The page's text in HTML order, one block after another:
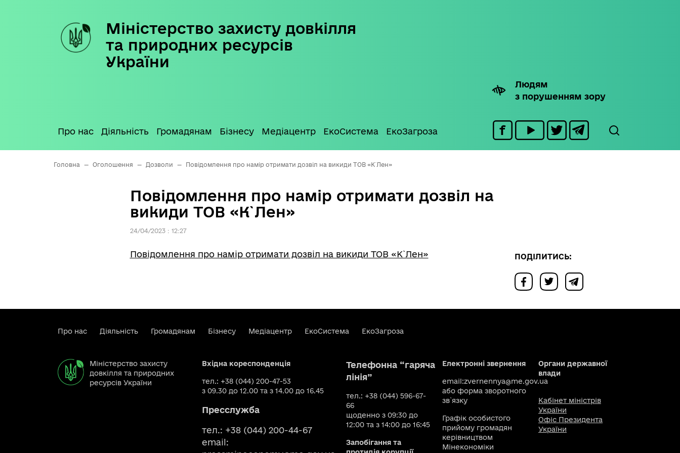
Міністерство захисту довкілля
та природних ресурсів
України
Людям
з порушенням зору
Про нас Діяльність Громадянам Бізнесу Медіацентр ЕкоСистема ЕкоЗагроза
Головна — Оголошення — Дозволи — Повідомлення про намір отримати дозвіл на викиди ТОВ «К`Лен»
Повідомлення про намір отримати дозвіл на
викиди ТОВ «К`Лен»
24/04/2023 : 12:27
Повідомлення про намір отримати дозвіл на викиди ТОВ «К`Лен» ПОДІЛИТИСЬ:
Про нас Діяльність Громадянам Бізнесу Медіацентр ЕкоСистема ЕкоЗагроза
Міністерство захисту
довкілля та природних
ресурсів України
Вхідна кореспонденція
тел.: +38 (044) 200-47-53
з 09.30 до 12.00 та з 14.00 до 16.45
Пресслужба
тел.: +38 (044) 200-44-67
email:
Телефонна “гаряча
лінія”
тел.: +38 (044) 596-67-
66
щоденно з 09:30 до
12:00 та з 14:00 до 16:45
Запобігання та
Електронні звернення
email:zvernennya@me.gov.ua
або форма зворотного
зв`язку
Графік особистого
прийому громадян
керівництвом
Мінекономіки
Органи державної
влади
Кабінет міністрів
України
Офіс Президента
України